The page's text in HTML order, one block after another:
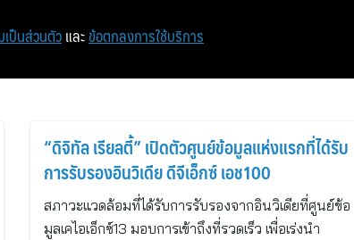
หน้าแรก ท่องเที่ยว
“ดิจิทัล เรียลตี้” เปิดตัวศูนย์ข้อมูลแห่งแรกที่ได้รับ
การรับรองอินวิเดีย ดีจีเอ็กซ์ เอช100
สภาวะแวดล้อมที่ได้รับการรับรองจากอินวิเดียที่ศูนย์ข้อ
มูลเคไอเอ็กซ์13 มอบการเข้าถึงที่รวดเร็ว เพื่อเร่งนำ
เป็นส่วนตัว และ ข้อตกลงการใช้บริการ